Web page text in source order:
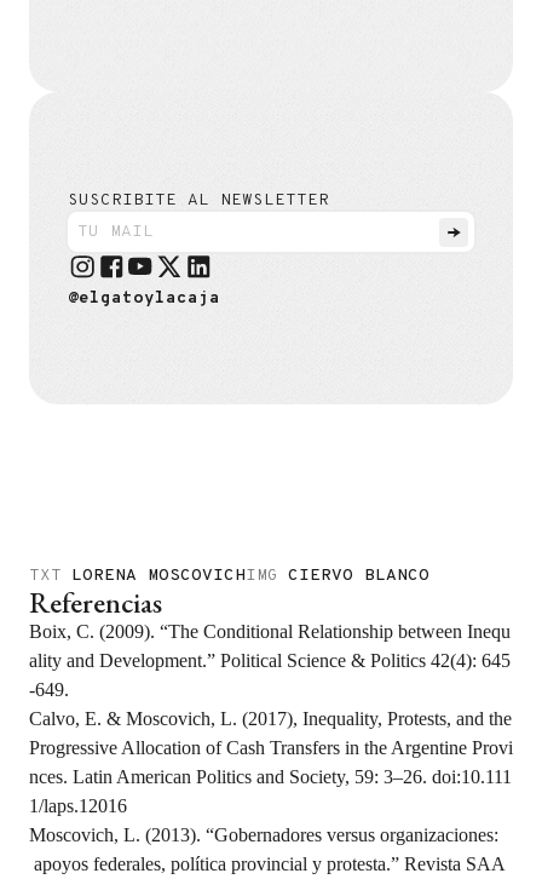
SUSCRIBITE AL NEWSLETTER
@elgatoylacaja
TXT LORENA MOSCOVICHIMG CIERVO BLANCO
Referencias
Boix, C. (2009). “The Conditional Relationship between Inequ
ality and Development.” Political Science & Politics 42(4): 645
-649.
Calvo, E. & Moscovich, L. (2017), Inequality, Protests, and the
Progressive Allocation of Cash Transfers in the Argentine Provi
nces. Latin American Politics and Society, 59: 3–26. doi:10.111
1/laps.12016
Moscovich, L. (2013). “Gobernadores versus organizaciones:
apoyos federales, política provincial y protesta.” Revista SAA